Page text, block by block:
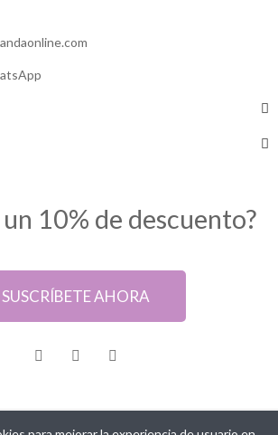
10% de descuento?
SUSCRÍBETE AHORA